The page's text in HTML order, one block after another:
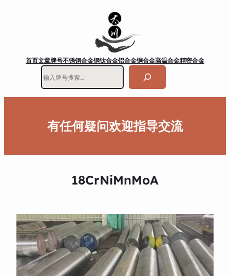
首页文章牌号不锈钢合金钢钛合金铝合金铜合金高温合金精密合金
有任何疑问欢迎指导交流
18CrNiMnMoA